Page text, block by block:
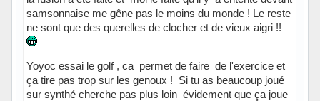
samsonnaise me gêne pas le moins du monde ! Le reste
ne sont que des querelles de clocher et de vieux aigri !!
Yoyoc essai le golf , ca permet de faire de l'exercice et
ça tire pas trop sur les genoux ! Si tu as beaucoup joué
sur synthé cherche pas plus loin évidement que ça joue